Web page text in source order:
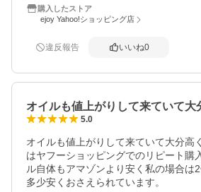
購入したストア
ejoy Yahoo!ショッピング店
違反報告 いいね0
オイルも値上がりして来ていて
5.0
オイルも値上がりして来ていて大分高
はヤフーショッピングでのリピート購
ル自体もアマゾンより安く私の場合は
多少安くおさえられています。